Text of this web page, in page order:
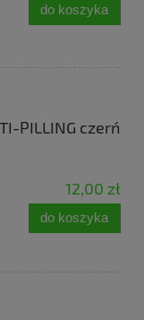
do koszyka
PILLING czerń
12,00 zł
do koszyka